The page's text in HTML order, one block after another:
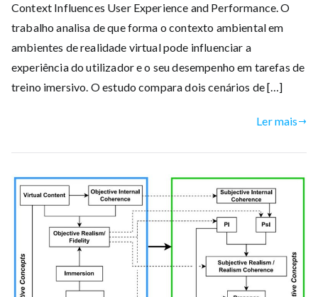
Context Influences User Experience and Performance. O
trabalho analisa de que forma o contexto ambiental em
ambientes de realidade virtual pode influenciar a
experiência do utilizador e o seu desempenho em tarefas de
treino imersivo. O estudo compara dois cenários de […]
Ler mais